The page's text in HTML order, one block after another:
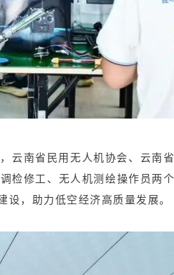
云南省民用无人机协会、云南
检修工、无人机测绘操作员两
，助力低空经济高质量发展。